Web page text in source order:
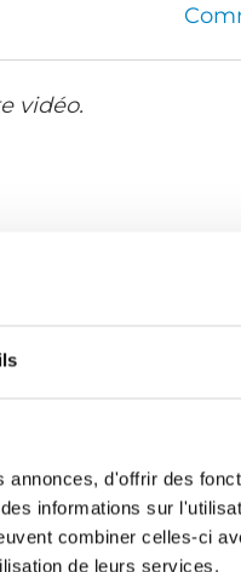
d'offrir des
informations sur
combiner celles-ci
de leurs services.
vidéo.